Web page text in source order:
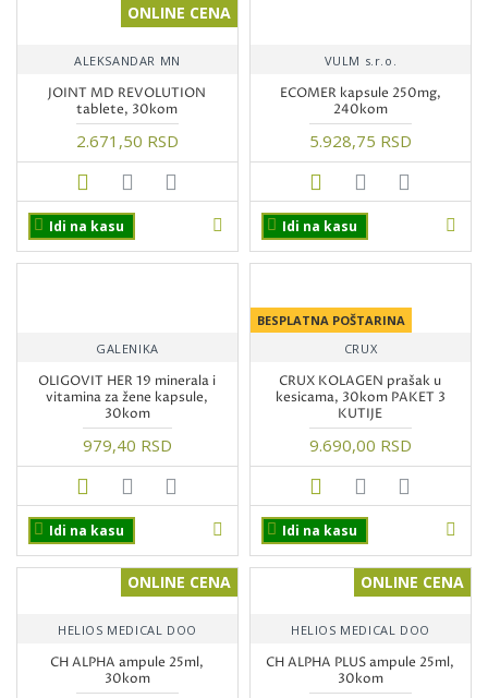
ONLINE CENA
ALEKSANDAR MN
JOINT MD REVOLUTION
tablete, 30kom
2.671,50 RSD
Idi na kasu
VULM s.r.o.
ECOMER kapsule 250mg,
240kom
5.928,75 RSD
Idi na kasu
GALENIKA
OLIGOVIT HER 19 minerala i
vitamina za žene kapsule,
30kom
979,40 RSD
Idi na kasu
BESPLATNA POŠTARINA
CRUX
CRUX KOLAGEN prašak u
kesicama, 30kom PAKET 3
KUTIJE
9.690,00 RSD
Idi na kasu
ONLINE CENA
HELIOS MEDICAL DOO
CH ALPHA ampule 25ml,
30kom
ONLINE CENA
HELIOS MEDICAL DOO
CH ALPHA PLUS ampule 25ml,
30kom